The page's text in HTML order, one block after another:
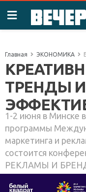
Главная ЭКОНОМИКА
ТРЕНДЫ
1-2 июня в Минске
программы
маркетинга и
состоится
РЕКЛАМЫ И